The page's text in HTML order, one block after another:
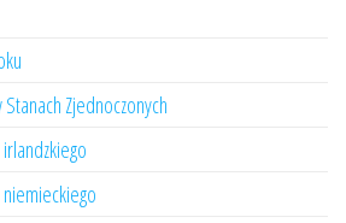
Zjednoczonych